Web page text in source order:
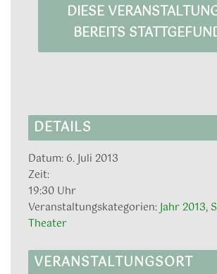
DIESE
BEREITS
DETAILS
Datum: 6. Juli 2013
Zeit:
19:30 Uhr
Veranstaltungskategorien: Jahr 2013,
Theater
VERANSTALTUNGSORT